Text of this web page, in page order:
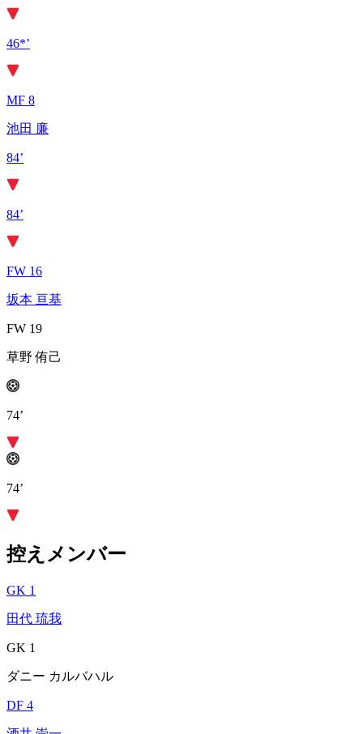
46*’
MF 8
池田 廉
84’
84’
FW 16
坂本 亘基
FW 19
草野 侑己
74’
74’
控えメンバー
GK 1
田代 琉我
GK 1
ダニー カルバハル
DF 4